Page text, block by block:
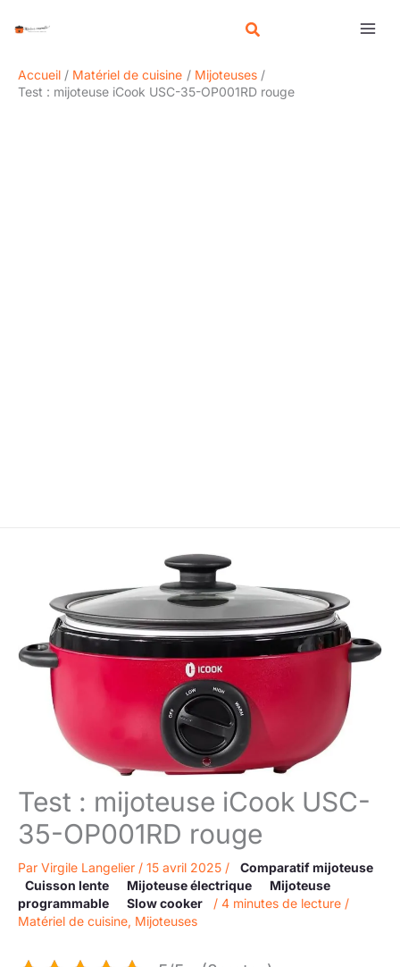
Accueil
Matériel de cuisine
Mijoteuses
Test : mijoteuse iCook USC-35-OP001RD rouge
Test : mijoteuse iCook USC-
35-OP001RD rouge
Par Virgile Langelier / 15 avril 2025 /
Comparatif mijoteuse
Cuisson lente
Mijoteuse électrique
Mijoteuse
programmable
Slow cooker / 4 minutes de lecture /
Matériel de cuisine, Mijoteuses
e
h